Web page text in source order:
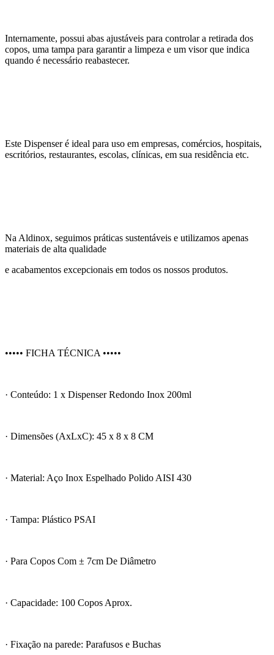
Internamente, possui abas ajustáveis para controlar a retirada dos
copos, uma tampa para garantir a limpeza e um visor que indica
quando é necessário reabastecer.
Este Dispenser é ideal para uso em empresas, comércios, hospitais,
escritórios, restaurantes, escolas, clínicas, em sua residência etc.
Na Aldinox, seguimos práticas sustentáveis e utilizamos apenas
materiais de alta qualidade
e acabamentos excepcionais em todos os nossos produtos.
••••• FICHA TÉCNICA •••••
· Conteúdo: 1 x Dispenser Redondo Inox 200ml
· Dimensões (AxLxC): 45 x 8 x 8 CM
· Material: Aço Inox Espelhado Polido AISI 430
· Tampa: Plástico PSAI
· Para Copos Com ± 7cm De Diâmetro
· Capacidade: 100 Copos Aprox.
· Fixação na parede: Parafusos e Buchas